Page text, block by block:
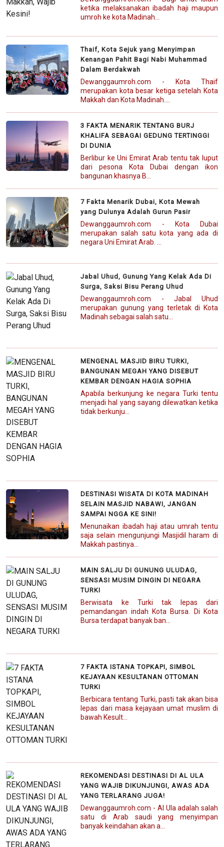
ketika melaksanakan ibadah haji maupun
umroh ke kota Madinah...
Thaif, Kota Sejuk yang Menyimpan
Kenangan Pahit Bagi Nabi Muhammad
Dalam Berdakwah
Dewanggaumroh.com - Kota Thaif
merupakan kota besar ketiga setelah Kota
Makkah dan Kota Madinah....
3 FAKTA MENARIK TENTANG BURJ
KHALIFA SEBAGAI GEDUNG TERTINGGI
DI DUNIA
Berlibur ke Uni Emirat Arab tentu tak luput
dari pesona Kota Dubai dengan ikon
bangunan khasnya B...
7 Fakta Menarik Dubai, Kota Mewah
yang Dulunya Adalah Gurun Pasir
Dewanggaumroh.com - Kota Dubai
merupakan salah satu kota yang ada di
negara Uni Emirat Arab. ...
Jabal Uhud, Gunung Yang Kelak Ada Di
Surga, Saksi Bisu Perang Uhud
Dewanggaumroh.com - Jabal Uhud
merupakan gunung yang terletak di Kota
Madinah sebagai salah satu...
MENGENAL MASJID BIRU TURKI,
BANGUNAN MEGAH YANG DISEBUT
KEMBAR DENGAN HAGIA SOPHIA
Apabila berkunjung ke negara Turki tentu
menjadi hal yang sayang dilewatkan ketika
tidak berkunju...
DESTINASI WISATA DI KOTA MADINAH
SELAIN MASJID NABAWI, JANGAN
SAMPAI NGGA KE SINI!
Menunaikan ibadah haji atau umrah tentu
saja selain mengunjungi Masjidil haram di
Makkah pastinya...
MAIN SALJU DI GUNUNG ULUDAG,
SENSASI MUSIM DINGIN DI NEGARA
TURKI
Berwisata ke Turki tak lepas dari
pemandangan indah Kota Bursa. Di Kota
Bursa terdapat banyak ban...
7 FAKTA ISTANA TOPKAPI, SIMBOL
KEJAYAAN KESULTANAN OTTOMAN
TURKI
Berbicara tentang Turki, pasti tak akan bisa
lepas dari masa kejayaan umat muslim di
bawah Kesult...
REKOMENDASI DESTINASI DI AL ULA
YANG WAJIB DIKUNJUNGI, AWAS ADA
YANG TERLARANG JUGA!
Dewanggaumroh.com - Al Ula adalah salah
satu di Arab saudi yang menyimpan
banyak keindahan akan a...